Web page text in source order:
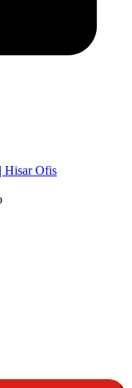
Hisar Ofis